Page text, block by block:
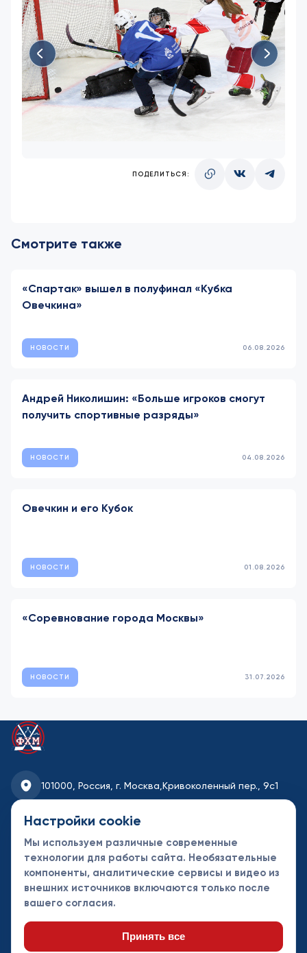
ПОДЕЛИТЬСЯ:
Смотрите также
«Спартак» вышел в полуфинал «Кубка
Овечкина»
НОВОСТИ 06.08.2026
Андрей Николишин: «Больше игроков смогут
получить спортивные разряды»
НОВОСТИ 04.08.2026
Овечкин и его Кубок
НОВОСТИ 01.08.2026
«Соревнование города Москвы»
НОВОСТИ 31.07.2026
101000, Россия, г. Москва, Кривоколенный пер., 9с1
fhmoscow@mail.ru
8-495-621-35-95
Новости
Турниры
Контакты
партнеры
Настройки cookie
Мы используем различные современные
технологии для работы сайта. Необязательные
компоненты, аналитические сервисы и видео из
внешних источников включаются только после
вашего согласия.
Принять все